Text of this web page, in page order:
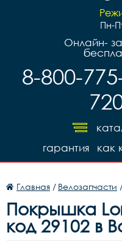
Пн-
Онлайн-
8-800-
как
гарантия
Главная / Велозапчасти
Покрышка
код 29102 в